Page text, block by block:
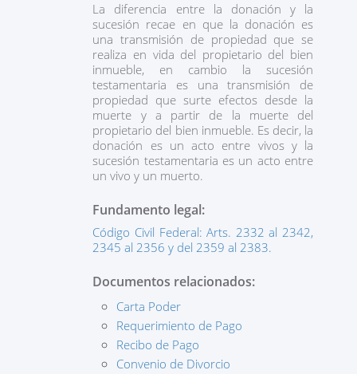
La diferencia entre la donación y la
sucesión recae en que la donación es
una transmisión de propiedad que se
realiza en vida del propietario del bien
inmueble, en cambio la sucesión
testamentaria es una transmisión de
propiedad que surte efectos desde la
muerte y a partir de la muerte del
propietario del bien inmueble. Es decir, la
donación es un acto entre vivos y la
sucesión testamentaria es un acto entre
un vivo y un muerto.
Fundamento legal:
Código Civil Federal: Arts. 2332 al 2342,
2345 al 2356 y del 2359 al 2383.
Documentos relacionados:
Carta Poder
Requerimiento de Pago
Recibo de Pago
Convenio de Divorcio